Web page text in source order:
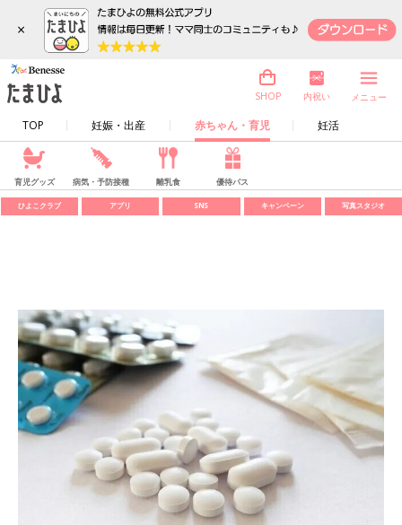
×
TOP 妊娠・出産 赤ちゃん・育児 妊活
SHOP 内祝い メニュー
育児グッズ 病気・予防接種 離乳食 優待パス
ひよこクラブ アプリ SNS キャンペーン 写真スタジオ